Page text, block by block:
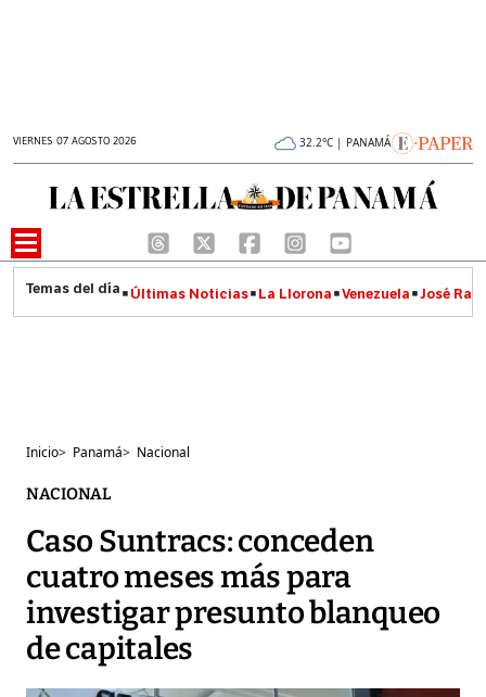
VIERNES 07 AGOSTO 2026 32.2°C | PANAMÁ
Últimas Noticias La Llorona Venezuela José
Inicio> Panamá> Nacional
NACIONAL
Caso Suntracs: conceden
cuatro meses más para
investigar presunto blanqueo
de capitales